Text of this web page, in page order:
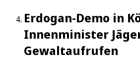
Erdogan-Demo in
Innenminister
Gewaltaufrufen